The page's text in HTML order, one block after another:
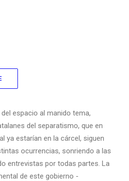
tu misteriosa noche
a Candeleda (Ávila) pongo en
en los últimos años un
de tanta infamia. Empieza
espacio al manido tema,
del separatismo, que en
ya estarían en la cárcel, siguen
ocurrencias, sonriendo a las
entrevistas por todas partes. La
de este gobierno -